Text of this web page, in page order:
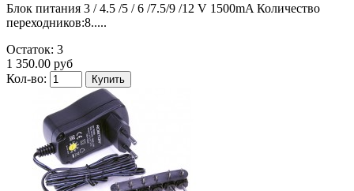
Блок питания 3 / 4.5 /5 / 6 /7.5/9 /12 V 1500mA Количество
переходников:8.....
Остаток: 3
1 350.00 руб
Кол-во: